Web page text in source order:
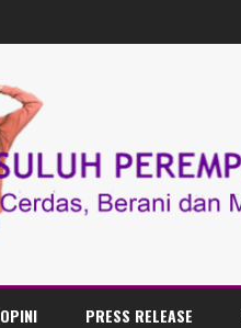
OPINI PRESS RELEASE